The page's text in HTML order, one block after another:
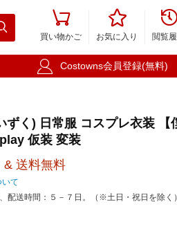

買い物かご

お気に入り

閲覧
 Costowns会員登録(無料)
ずく) 日常服 コスプレ衣装 【
仮装 変装
& 送料無料
いて
配送時間：５－７日。（※土日・祝日を除く